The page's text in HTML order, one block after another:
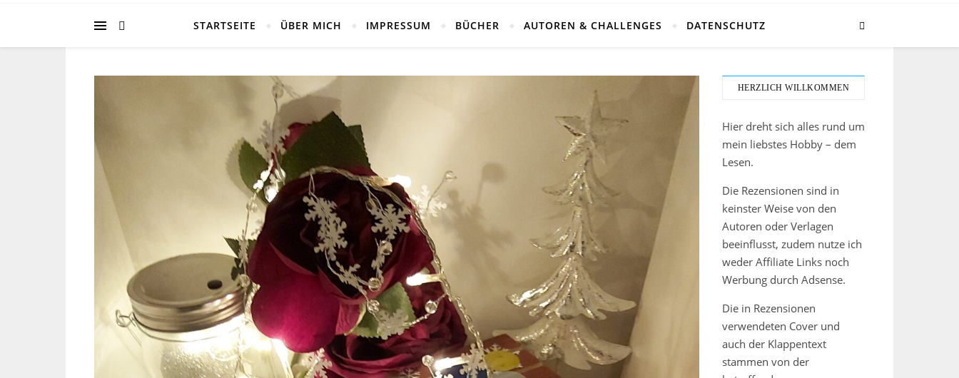
STARTSEITE ÜBER MICH IMPRESSUM BÜCHER AUTOREN & CHALLENGES DATENSCHUTZ
HERZLICH WILLKOMMEN
Hier dreht sich alles rund um
mein liebstes Hobby – dem
Lesen.
Die Rezensionen sind in
keinster Weise von den
Autoren oder Verlagen
beeinflusst, zudem nutze ich
weder Affiliate Links noch
Werbung durch Adsense.
Die in Rezensionen
verwendeten Cover und
auch der Klappentext
stammen von der